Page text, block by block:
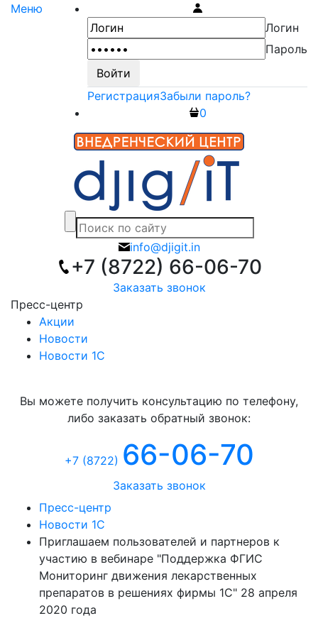
Меню
Логин
Пароль
РегистрацияЗабыли пароль?
0
info@djigit.in
+7 (8722) 66-06-70
Заказать звонок
Пресс-центр
Акции
Новости
Новости 1С
Вы можете получить консультацию по телефону,
либо заказать обратный звонок:
+7 (8722) 66-06-70
Заказать звонок
Пресс-центр
Новости 1С
Приглашаем пользователей и партнеров к
участию в вебинаре "Поддержка ФГИС
Мониторинг движения лекарственных
препаратов в решениях фирмы 1С" 28 апреля
2020 года